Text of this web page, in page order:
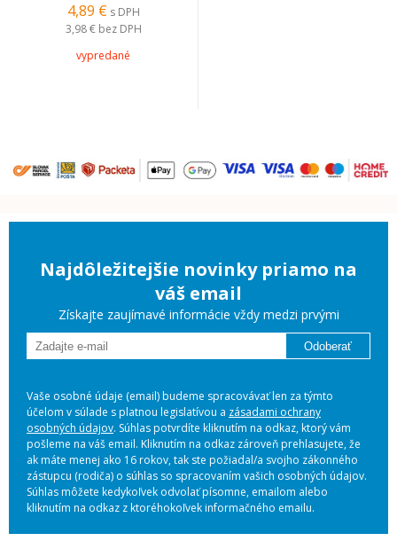
4,89 € s DPH
3,98 € bez DPH
vypredané
Najdôležitejšie novinky priamo na
váš email
Získajte zaujímavé informácie vždy medzi prvými
Odoberať
Vaše osobné údaje (email) budeme spracovávať len za týmto
účelom v súlade s platnou legislatívou a zásadami ochrany
osobných údajov. Súhlas potvrdíte kliknutím na odkaz, ktorý vám
pošleme na váš email. Kliknutím na odkaz zároveň prehlasujete, že
ak máte menej ako 16 rokov, tak ste požiadal/a svojho zákonného
zástupcu (rodiča) o súhlas so spracovaním vašich osobných údajov.
Súhlas môžete kedykoľvek odvolať písomne, emailom alebo
kliknutím na odkaz z ktoréhokoľvek informačného emailu.